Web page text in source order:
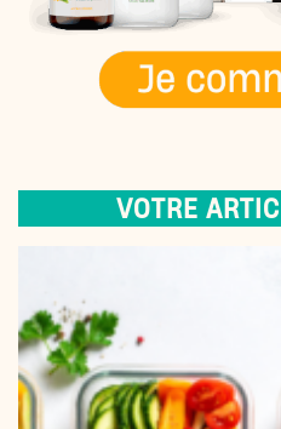
VOTRE